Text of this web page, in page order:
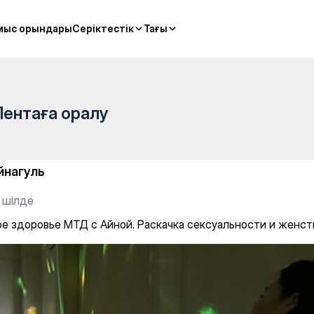
орындарыСеріктестік Тағы
орындарыСеріктестік Тағы
оралу
шілде
здоровье МТД с Айной. Раскачка сексуальности и